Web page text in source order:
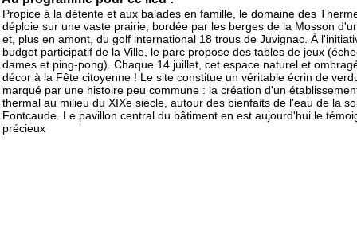
Propice à la détente et aux balades en famille, le domaine des
déploie sur une vaste prairie, bordée par les berges de la Mosson
et, plus en amont, du golf international 18 trous de Juvignac. À
budget participatif de la Ville, le parc propose des tables de jeux
dames et ping-pong). Chaque 14 juillet, cet espace naturel et
décor à la Fête citoyenne ! Le site constitue un véritable écrin de
marqué par une histoire peu commune : la création d'un
thermal au milieu du XIXe siècle, autour des bienfaits de l'eau de la
Fontcaude. Le pavillon central du bâtiment en est aujourd'hui le
précieux